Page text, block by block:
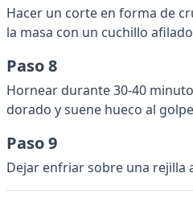
Hacer un corte en forma de
la masa con un cuchillo
Paso 8
Hornear durante 30-40
dorado y suene hueco al
Paso 9
Dejar enfriar sobre una rejilla